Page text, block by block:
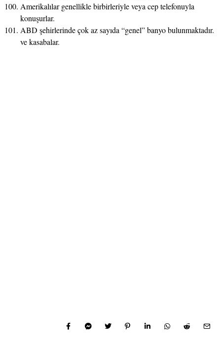
Amerikalılar genellikle birbirleriyle veya cep telefonuyla
konuşurlar.
ABD şehirlerinde çok az sayıda “genel” banyo bulunmaktadır.
ve kasabalar.